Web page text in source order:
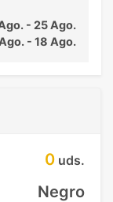
- 25 Ago.
- 18 Ago.
0 uds.
Negro